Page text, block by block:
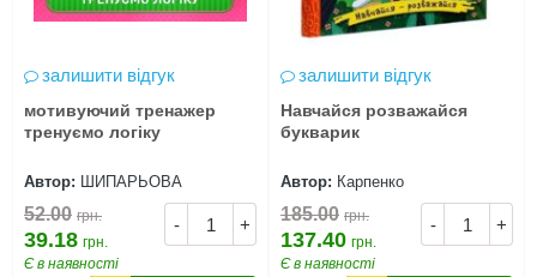
залишити відгук
мотивуючий тренажер
тренуємо логіку
Автор: ШИПАРЬОВА
- +
52.00 грн.
39.18 грн.
Є в наявності
залишити відгук
Навчайся розважайся
букварик
Автор: Карпенко
- +
185.00 грн.
137.40 грн.
Є в наявності